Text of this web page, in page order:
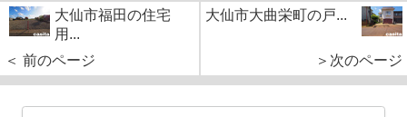
大仙市福田の住宅
用...
＜ 前のページ
大仙市大曲栄町の戸...
＞次のページ